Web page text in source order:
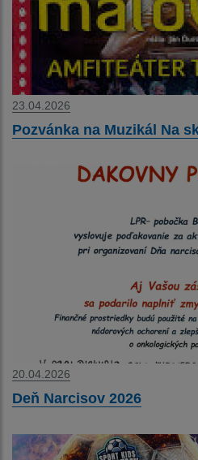
23.04.2026
Pozvánka na Muzikál Na
20.04.2026
Deň Narcisov 2026